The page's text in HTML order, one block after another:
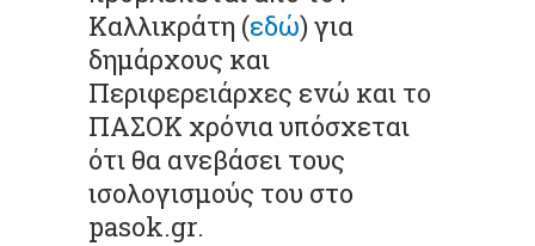
Καλλικράτη (εδώ) για
δημάρχους και
Περιφερειάρχες ενώ και το
ΠΑΣΟΚ χρόνια υπόσχεται
ότι θα ανεβάσει τους
ισολογισμούς του στο
pasok.gr.